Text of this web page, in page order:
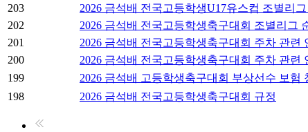
203
2026 금석배 전국고등학생U17유스컵 조별리그
202
2026 금석배 전국고등학생축구대회 조별리그
201
2026 금석배 전국고등학생축구대회 주차 관련
200
2026 금석배 전국고등학생축구대회 주차 관련
199
2026 금석배 고등학생축구대회 부상선수 보험
198
2026 금석배 전국고등학생축구대회 규정